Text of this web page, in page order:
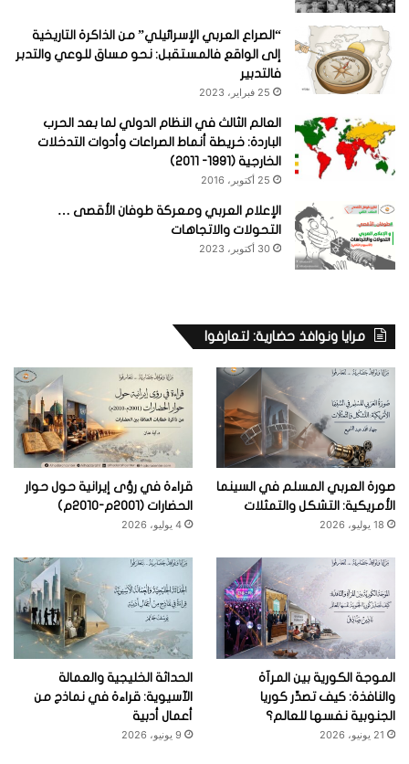
“الصراع العربي الإسرائيلي” من الذاكرة التاريخية
إلى الواقع فالمستقبل: نحو مساق للوعي والتدبر
فالتدبير
25 فبراير، 2023
العالم الثالث في النظام الدولي لما بعد الحرب
الباردة: خريطة أنماط الصراعات وأدوات التدخلات
الخارجية (1991- 2011)
25 أكتوبر، 2016
الإعلام العربي ومعركة طوفان الأقصى …
التحولات والاتجاهات
30 أكتوبر، 2023
مرايا ونوافذ حضارية: لتعارفوا
صورة العربي المسلم في السينما
الأمريكية: التشكل والتمثلات
18 يوليو، 2026
قراءة في رؤى إيرانية حول حوار
الحضارات (2001م-2010م)
4 يوليو، 2026
الموجة الكورية بين المرآة
والنافذة: كيف تصدِّر كوريا
الجنوبية نفسها للعالم؟
21 يونيو، 2026
الحداثة الخليجية والعمالة
الآسيوية: قراءة في نماذج من
أعمال أدبية
9 يونيو، 2026